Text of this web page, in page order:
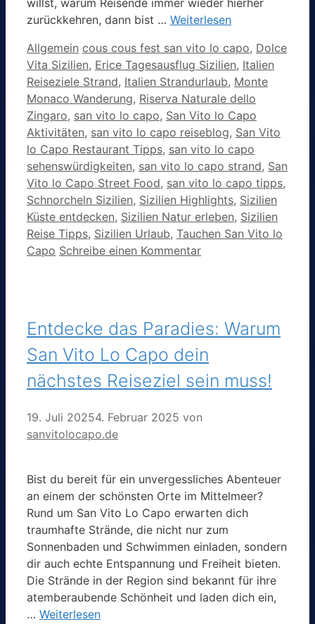
willst, warum Reisende immer wieder hierher
zurückkehren, dann bist … Weiterlesen
Kategorien
Allgemein Schlagwörter
cous cous fest san vito lo capo, Dolce
Vita Sizilien, Erice Tagesausflug Sizilien, Italien
Reiseziele Strand, Italien Strandurlaub, Monte
Monaco Wanderung, Riserva Naturale dello
Zingaro, san vito lo capo, San Vito lo Capo
Aktivitäten, san vito lo capo reiseblog, San Vito
lo Capo Restaurant Tipps, san vito lo capo
sehenswürdigkeiten, san vito lo capo strand, San
Vito lo Capo Street Food, san vito lo capo tipps,
Schnorcheln Sizilien, Sizilien Highlights, Sizilien
Küste entdecken, Sizilien Natur erleben, Sizilien
Reise Tipps, Sizilien Urlaub, Tauchen San Vito lo
Capo Schreibe einen Kommentar
Entdecke das Paradies: Warum
San Vito Lo Capo dein
nächstes Reiseziel sein muss!
19. Juli 20254. Februar 2025 von
sanvitolocapo.de
Bist du bereit für ein unvergessliches Abenteuer
an einem der schönsten Orte im Mittelmeer?
Rund um San Vito Lo Capo erwarten dich
traumhafte Strände, die nicht nur zum
Sonnenbaden und Schwimmen einladen, sondern
dir auch echte Entspannung und Freiheit bieten.
Die Strände in der Region sind bekannt für ihre
atemberaubende Schönheit und laden dich ein,
… Weiterlesen